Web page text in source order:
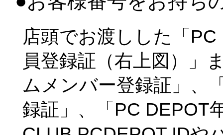
店頭でお渡しした「
員登録証（右上図）」
ムメンバー登録証」、
録証」、「PC DEPOT